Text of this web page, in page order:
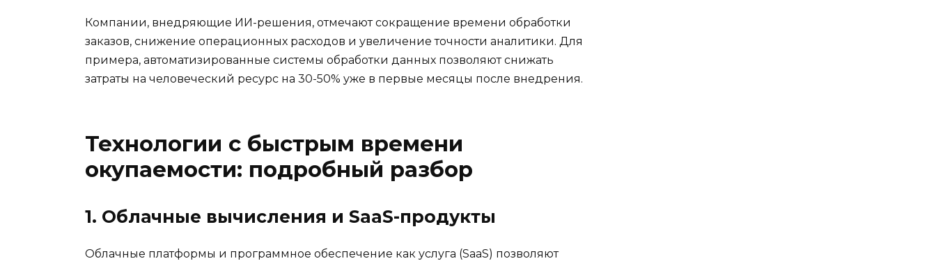
Компании, внедряющие ИИ-решения, отмечают сокращение времени обработки
заказов, снижение операционных расходов и увеличение точности аналитики. Для
примера, автоматизированные системы обработки данных позволяют снижать
затраты на человеческий ресурс на 30-50% уже в первые месяцы после внедрения.
Технологии с быстрым времени
окупаемости: подробный разбор
1. Облачные вычисления и SaaS-продукты
Облачные платформы и программное обеспечение как услуга (SaaS) позволяют